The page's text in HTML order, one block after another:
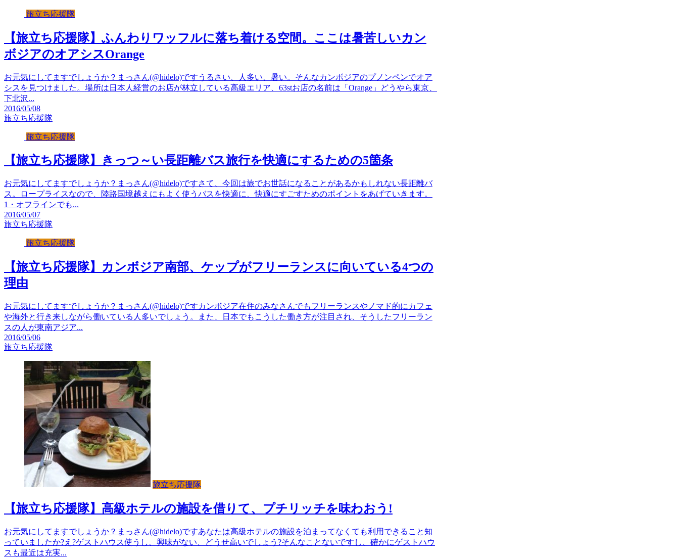
旅立ち応援隊
【旅立ち応援隊】ふんわりワッフルに落ち着ける空間。ここは暑苦しいカン
ボジアのオアシスOrange
お元気にしてますでしょうか？まっさん(@hidelo)ですうるさい、人多い、暑い。そんなカンボジアのプノンペンでオア
シスを見つけました。場所は日本人経営のお店が林立している高級エリア、63stお店の名前は「Orange」どうやら東京、
下北沢...
2016/05/08
旅立ち応援隊
旅立ち応援隊
【旅立ち応援隊】きっつ～い長距離バス旅行を快適にするための5箇条
お元気にしてますでしょうか？まっさん(@hidelo)ですさて、今回は旅でお世話になることがあるかもしれない長距離バ
ス。ロープライスなので、陸路国境越えにもよく使うバスを快適に、快適にすごすためのポイントをあげていきます。
1・オフラインでも...
2016/05/07
旅立ち応援隊
旅立ち応援隊
【旅立ち応援隊】カンボジア南部、ケップがフリーランスに向いている4つの
理由
お元気にしてますでしょうか？まっさん(@hidelo)ですカンボジア在住のみなさんでもフリーランスやノマド的にカフェ
や海外と行き来しながら働いている人多いでしょう。また、日本でもこうした働き方が注目され、そうしたフリーラン
スの人が東南アジア...
2016/05/06
旅立ち応援隊
旅立ち応援隊
【旅立ち応援隊】高級ホテルの施設を借りて、プチリッチを味わおう!
お元気にしてますでしょうか？まっさん(@hidelo)ですあなたは高級ホテルの施設を泊まってなくても利用できること知
っていましたか?え?ゲストハウス使うし、興味がない、どうせ高いでしょう?そんなことないですし、確かにゲストハウ
スも最近は充実...